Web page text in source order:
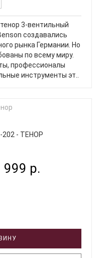
тенор 3-вентильный
создавались
рынка Германии. Но
по всему миру.
профессионалы
инструменты эт..
202 - ТЕНОР
999 р.